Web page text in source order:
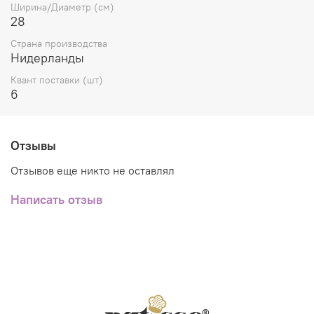
Ширина/Диаметр (см)
28
Страна производства
Нидерланды
Квант поставки (шт)
6
Отзывы
Отзывов еще никто не оставлял
Написать отзыв